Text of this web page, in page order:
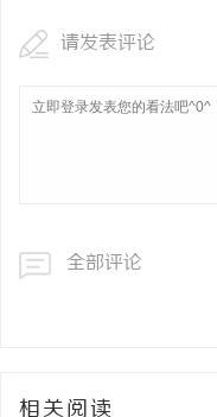
请发表评论
全部评论
相关阅读